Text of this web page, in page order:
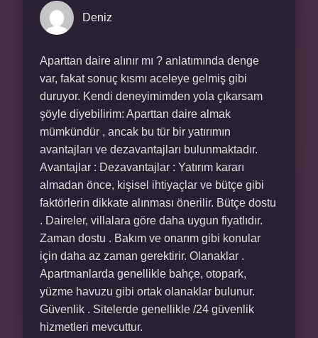
Deniz
Aparttan daire alınır mı ? anlatımında denge
var, fakat sonuç kısmı aceleye gelmiş gibi
duruyor. Kendi deneyimimden yola çıkarsam
şöyle diyebilirim: Aparttan daire almak
mümkündür , ancak bu tür bir yatırımın
avantajları ve dezavantajları bulunmaktadır.
Avantajlar : Dezavantajlar : Yatırım kararı
almadan önce, kişisel ihtiyaçlar ve bütçe gibi
faktörlerin dikkate alınması önerilir. Bütçe dostu
. Daireler, villalara göre daha uygun fiyatlıdır.
Zaman dostu . Bakım ve onarım gibi konular
için daha az zaman gerektirir. Olanaklar .
Apartmanlarda genellikle bahçe, otopark,
yüzme havuzu gibi ortak olanaklar bulunur.
Güvenlik . Sitelerde genellikle /24 güvenlik
hizmetleri mevcuttur.